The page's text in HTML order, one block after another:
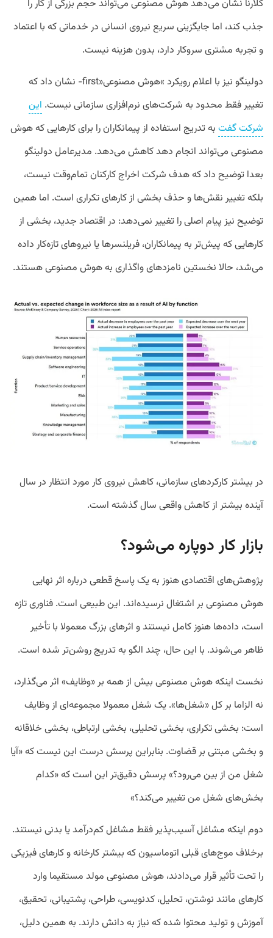
کلارنا نشان می‌دهد هوش مصنوعی می‌تواند حجم بزرگی از کار را
جذب کند، اما جایگزینی سریع نیروی انسانی در خدماتی که با اعتماد
و تجربه مشتری سروکار دارد، بدون هزینه نیست.
دولینگو نیز با اعلام رویکرد «هوش مصنوعی-first» نشان داد که
تغییر فقط محدود به شرکت‌های نرم‌افزاری سازمانی نیست. این
شرکت گفت به تدریج استفاده از پیمانکاران را برای کارهایی که هوش
مصنوعی می‌تواند انجام دهد کاهش می‌دهد. مدیرعامل دولینگو
بعدا توضیح داد که هدف شرکت اخراج کارکنان تمام‌وقت نیست،
بلکه تغییر نقش‌ها و حذف بخشی از کارهای تکراری است. اما همین
توضیح نیز پیام اصلی را تغییر نمی‌دهد: در اقتصاد جدید، بخشی از
کارهایی که پیش‌تر به پیمانکاران، فریلنسرها یا نیروهای تازه‌کار داده
می‌شد، حالا نخستین نامزدهای واگذاری به هوش مصنوعی هستند.
در بیشتر کارکردهای سازمانی، کاهش نیروی کار مورد انتظار در سال
آینده بیشتر از کاهش واقعی سال گذشته است.
بازار کار دوپاره می‌شود؟
پژوهش‌های اقتصادی هنوز به یک پاسخ قطعی درباره اثر نهایی
هوش مصنوعی بر اشتغال نرسیده‌اند. این طبیعی است. فناوری تازه
است، داده‌ها هنوز کامل نیستند و اثرهای بزرگ معمولا با تأخیر
ظاهر می‌شوند. با این حال، چند الگو به تدریج روشن‌تر شده است.
نخست اینکه هوش مصنوعی بیش از همه بر «وظایف» اثر می‌گذارد،
نه الزاما بر کل «شغل‌ها». یک شغل معمولا مجموعه‌ای از وظایف
است: بخشی تکراری، بخشی تحلیلی، بخشی ارتباطی، بخشی خلاقانه
و بخشی مبتنی بر قضاوت. بنابراین پرسش درست این نیست که «آیا
شغل من از بین می‌رود؟» پرسش دقیق‌تر این است که «کدام
بخش‌های شغل من تغییر می‌کند؟«
دوم اینکه مشاغل آسیب‌پذیر فقط مشاغل کم‌درآمد یا بدنی نیستند.
برخلاف موج‌های قبلی اتوماسیون که بیشتر کارخانه و کارهای فیزیکی
را تحت تأثیر قرار می‌دادند، هوش مصنوعی مولد مستقیما وارد
کارهای مانند نوشتن، تحلیل، کدنویسی، طراحی، پشتیبانی، تحقیق،
آموزش و تولید محتوا شده که نیاز به دانش دارند. به همین دلیل،